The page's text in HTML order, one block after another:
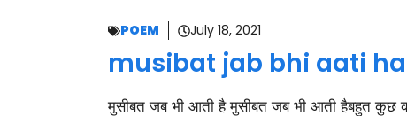
POEM July 18, 2021
musibat jab bhi aati
मुसीबत जब भी आती है मुसीबत जब भी आती हैबहुत कुछ